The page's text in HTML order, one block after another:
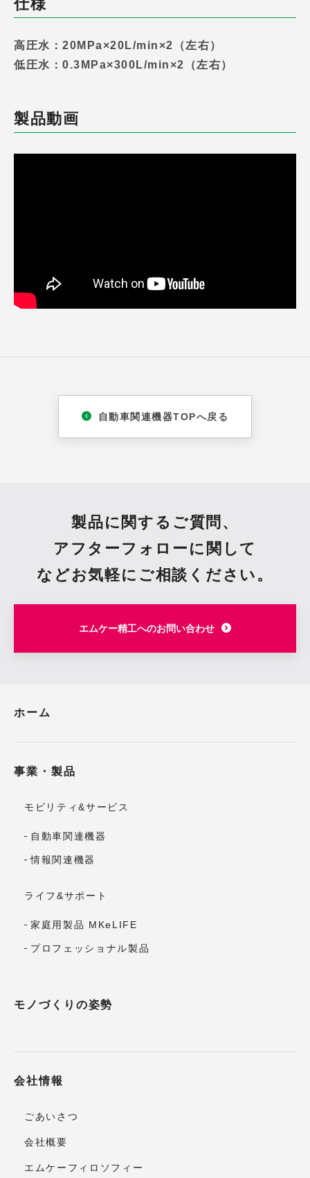
仕様
高圧水：20MPa×20L/min×2（左右）
低圧水：0.3MPa×300L/min×2（左右）
製品動画
自動車関連機器TOPへ戻る
製品に関するご質問、
アフターフォローに関して
などお気軽にご相談ください。
エムケー精工へのお問い合わせ
ホーム
事業・製品
モビリティ&サービス
自動車関連機器
情報関連機器
ライフ&サポート
家庭用製品 MKeLIFE
プロフェッショナル製品
モノづくりの姿勢
会社情報
ごあいさつ
会社概要
エムケーフィロソフィー